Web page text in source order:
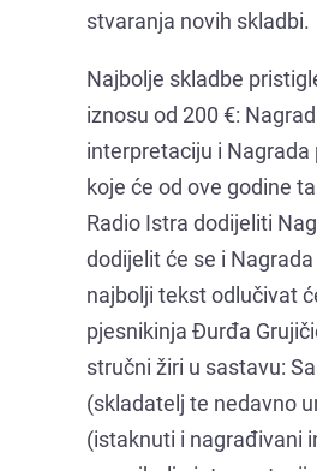
stvaranja novih skladbi.
Najbolje skladbe
iznosu od 200 €:
interpretaciju i
koje će od ove godine
Radio Istra dodijeliti
dodijelit će se i
najbolji tekst odlučivat
pjesnikinja Đurđa
stručni žiri u sastavu:
(skladatelj te nedavno
(istaknuti i nagrađivani